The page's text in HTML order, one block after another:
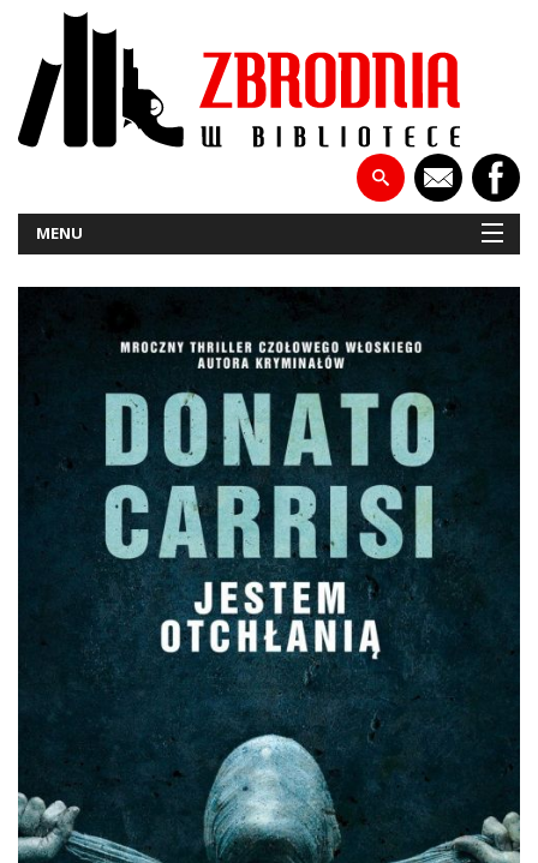
MENU
NOWOŚCI
PATRONATY
WYWIADY
RECENZJE
DO CZYTANIA
NA EKRANIE
KONTAKT